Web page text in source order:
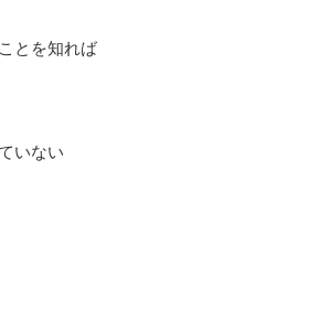
とを知れば
いない